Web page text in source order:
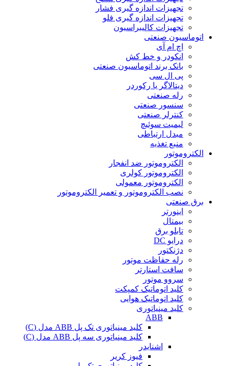
تجهیزات اندازه گیری فشار
تجهیزات اندازه گیری فلو
تجهیزات کالیبراسیون
اتوماسیون صنعتی
اچ ام آی
انکودر و خط کش
بانک برند اتوماسیون صنعتی
پی ال سی
دیتالاگر یا رکوردر
رله صنعتی
سنسور صنعتی
کنترلر صنعتی
لیمیت سوئیچ
مبدل ارتباطی
منبع تغذیه
الکتروموتور
الکتروموتور ضد انفجار
الکتروموتور کولری
الکتروموتور معمولی
نصب الکتروموتور و تعمیر الکتروموتور
برق صنعتی
اینورتر
بیمتال
تابلو برق
درایو DC
دژنکتور
رله حفاظت موتور
سافت استارتر
سروو موتور
کلید اتوماتیک کمپکت
کلید اتوماتیک هوایی
کلید مینیاتوری
ABB
کلید مینیاتوری تک پل ABB مدل (C)
کلید مینیاتوری سه پل ABB مدل (C)
اشنایدر
فیوز کریر